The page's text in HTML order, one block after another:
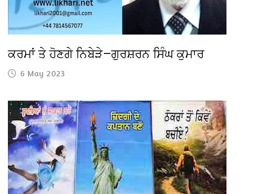
ਕਰਮਾਂ ਤੇ ਹੋਣਗੇ ਨਿਬੇੜੇ—ਗੁਰਸ਼ਰਨ ਸਿੰਘ ਕੁਮਾਰ
6 May 2023